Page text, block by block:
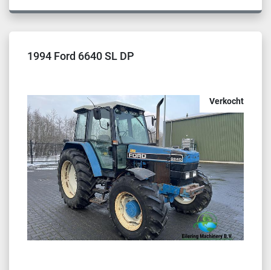
1994 Ford 6640 SL DP
Verkocht